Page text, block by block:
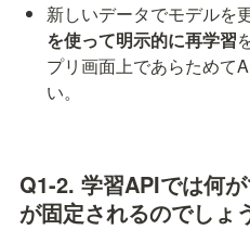
新しいデータでモデルを
を使って明示的に再学習
プリ画面上であらためて
い。
Q1-2. 学習APIでは何
が固定されるのでしょ